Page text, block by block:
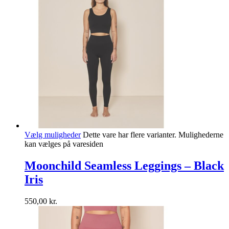
Vælg muligheder Dette vare har flere varianter. Mulighederne
kan vælges på varesiden
Moonchild Seamless Leggings – Black
Iris
550,00 kr.